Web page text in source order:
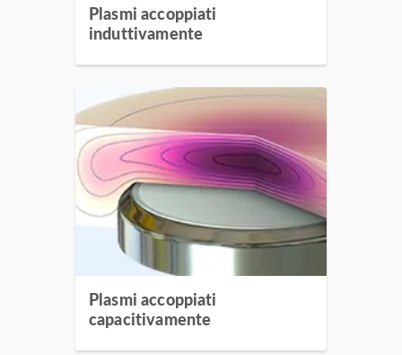
Plasmi accoppiati
induttivamente
Plasmi accoppiati
capacitivamente